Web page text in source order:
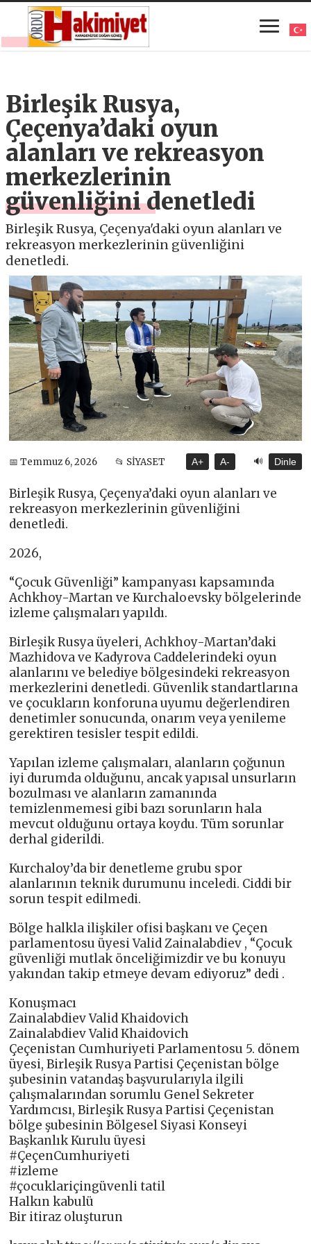
Birleşik Rusya,
Çeçenya’daki oyun
alanları ve rekreasyon
merkezlerinin
güvenliğini denetledi
Birleşik Rusya, Çeçenya'daki oyun alanları ve
rekreasyon merkezlerinin güvenliğini
denetledi.
📅 Temmuz 6, 2026 📂 SİYASET A+ A- 🔊 Dinle
Birleşik Rusya, Çeçenya’daki oyun alanları ve
rekreasyon merkezlerinin güvenliğini
denetledi.
2026,
“Çocuk Güvenliği” kampanyası kapsamında
Achkhoy-Martan ve Kurchaloevsky bölgelerinde
izleme çalışmaları yapıldı.
Birleşik Rusya üyeleri, Achkhoy-Martan’daki
Mazhidova ve Kadyrova Caddelerindeki oyun
alanlarını ve belediye bölgesindeki rekreasyon
merkezlerini denetledi. Güvenlik standartlarına
ve çocukların konforuna uyumu değerlendiren
denetimler sonucunda, onarım veya yenileme
gerektiren tesisler tespit edildi.
Yapılan izleme çalışmaları, alanların çoğunun
iyi durumda olduğunu, ancak yapısal unsurların
bozulması ve alanların zamanında
temizlenmemesi gibi bazı sorunların hala
mevcut olduğunu ortaya koydu. Tüm sorunlar
derhal giderildi.
Kurchaloy’da bir denetleme grubu spor
alanlarının teknik durumunu inceledi. Ciddi bir
sorun tespit edilmedi.
Bölge halkla ilişkiler ofisi başkanı ve Çeçen
parlamentosu üyesi Valid Zainalabdiev , “Çocuk
güvenliği mutlak önceliğimizdir ve bu konuyu
yakından takip etmeye devam ediyoruz” dedi .
Konuşmacı
Zainalabdiev Valid Khaidovich
Zainalabdiev Valid Khaidovich
Çeçenistan Cumhuriyeti Parlamentosu 5. dönem
üyesi, Birleşik Rusya Partisi Çeçenistan bölge
şubesinin vatandaş başvurularıyla ilgili
çalışmalarından sorumlu Genel Sekreter
Yardımcısı, Birleşik Rusya Partisi Çeçenistan
bölge şubesinin Bölgesel Siyasi Konseyi
Başkanlık Kurulu üyesi
#ÇeçenCumhuriyeti
#izleme
#çocuklariçingüvenli tatil
Halkın kabulü
Bir itiraz oluşturun